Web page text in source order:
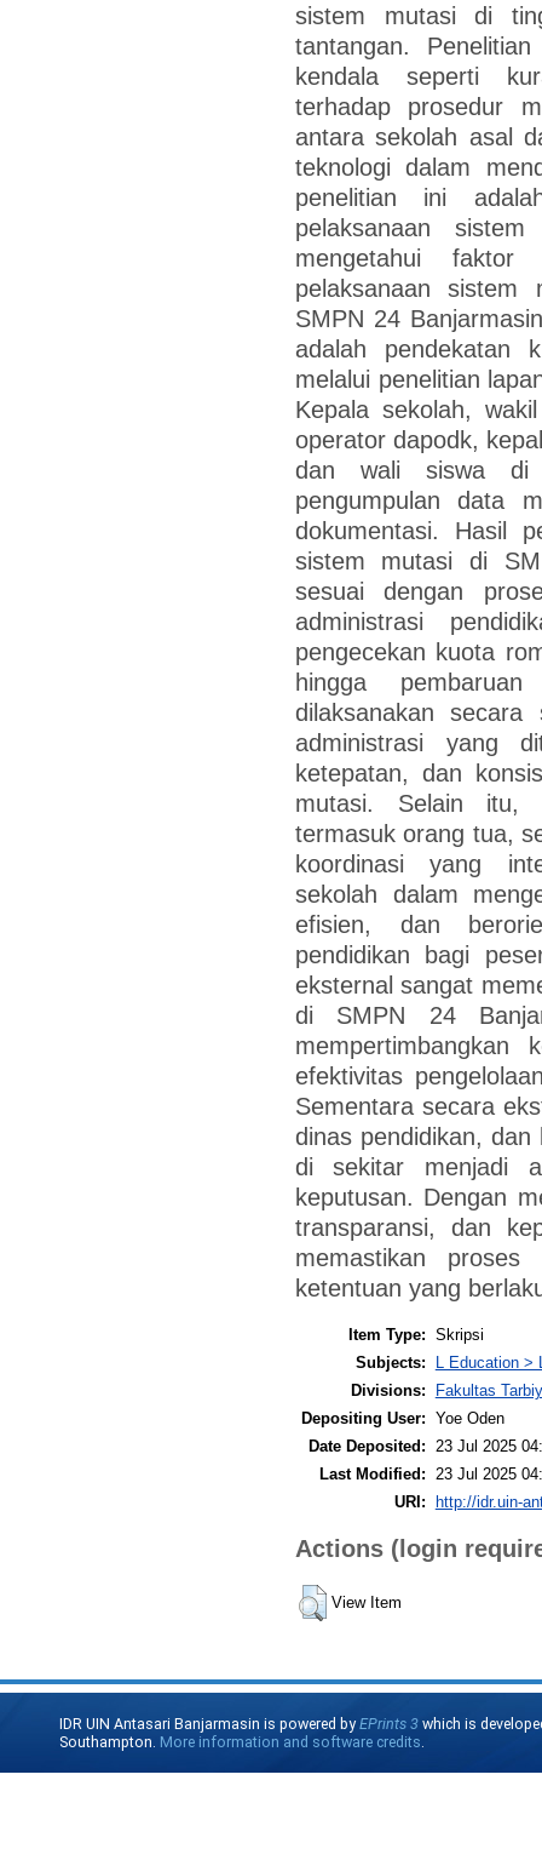
sistem mutasi di
tantangan.
kendala seperti
terhadap prosedur
antara sekolah asal
teknologi dalam
penelitian ini
pelaksanaan
mengetahui
pelaksanaan
SMPN 24
adalah pendekatan
melalui penelitian
Kepala sekolah,
operator dapodk,
dan wali siswa di
pengumpulan data
dokumentasi. Hasil
sistem mutasi di
sesuai dengan
administrasi
pengecekan kuota
hingga
dilaksanakan
administrasi yang
ketepatan, dan
mutasi. Selain itu,
termasuk orang tua,
koordinasi yang
sekolah dalam
efisien, dan
pendidikan bagi
eksternal sangat
di SMPN 24
mempertimbangkan
efektivitas
Sementara secara
dinas pendidikan,
di sekitar menjadi
keputusan. Dengan
transparansi, dan
memastikan
ketentuan yang
Item Type: Skripsi
Subjects:
L Education >
Divisions:
Fakultas
Depositing User: Yoe Oden
Date Deposited:
23 Jul 2025
Last Modified:
23 Jul 2025
URI: http://idr.uin-
Actions (login
View Item
IDR UIN Antasari Banjarmasin is powered byEPrints 3 which is
Southampton. More information and software credits.